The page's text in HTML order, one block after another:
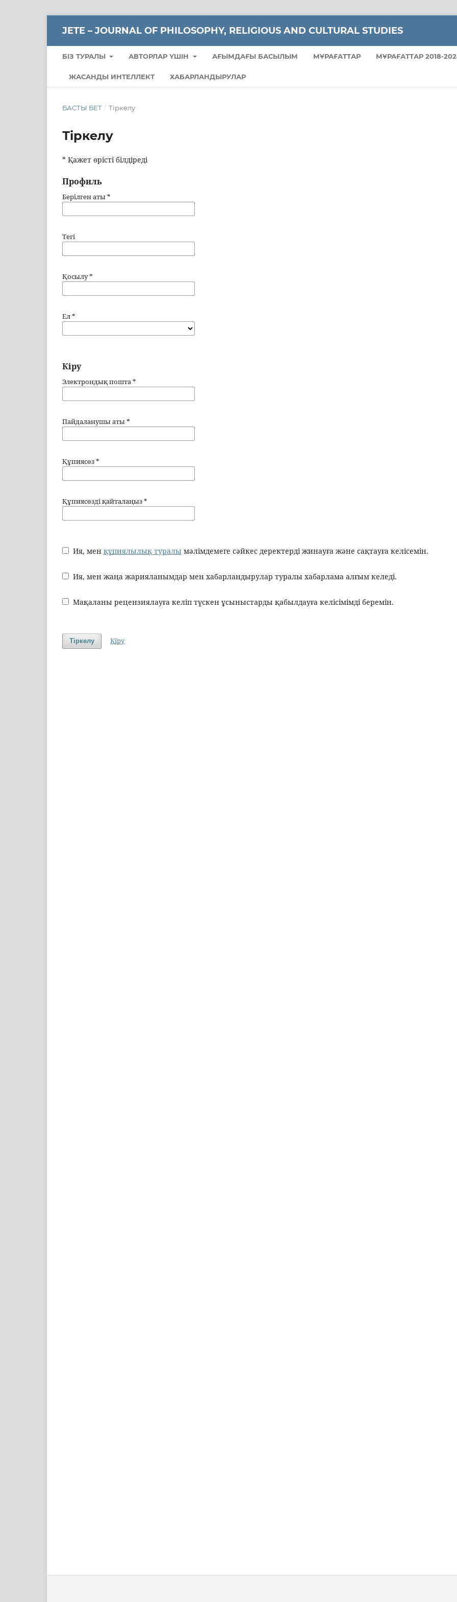
JETE – JОURNAL OF PHILOSOPHY, RELIGIOUS AND CULTURAL STUDIES
БІЗ ТУРАЛЫ АВТОРЛАР ҮШІН АҒЫМДАҒЫ БАСЫЛЫМ МҰРАҒАТТАР МҰРАҒАТТАР 2018-
ЖАСАНДЫ ИНТЕЛЛЕКТ ХАБАРЛАНДЫРУЛАР
БАСТЫ БЕТ / Тіркелу
Тіркелу
* Қажет өрісті білдіреді
Профиль
Берілген аты*
Тегі
Қосылу*
Ел*
Кіру
Электрондық пошта*
Пайдаланушы аты*
Құпиясөз*
Құпиясөзді қайталаңыз*
Ия, мен құпиялылық туралы мәлімдемеге сәйкес деректерді жинауға және сақтауға келісемін.
Ия, мен жаңа жарияланымдар мен хабарландырулар туралы хабарлама алғым келеді.
Мақаланы рецензиялауға келіп түскен ұсыныстарды қабылдауға келісімімді беремін.
Тіркелу Кіру